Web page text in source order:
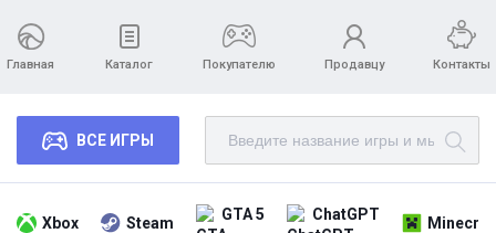
Главная Каталог Покупателю Продавцу Контакты
ВСЕ ИГРЫ
Xbox Steam GTA 5 ChatGPT